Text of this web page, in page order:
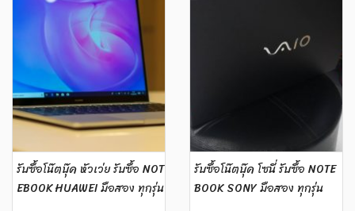
รับซื้อโน๊ตบุ๊ค หัวเว่ย รับซื้อ NOT
EBOOK HUAWEI มือสอง ทุกรุ่น
รับซื้อโน๊ตบุ๊ค โซนี่ รับซื้อ NOTE
BOOK SONY มือสอง ทุกรุ่น